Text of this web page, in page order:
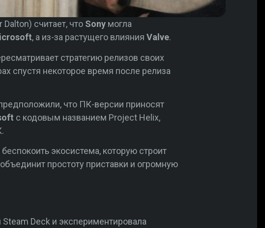
Dalton) считает, что Sonyмогла
, а из-за растущего влияния Valve.
стратегию релизов своих
спустя некоторое время после релиза
что ПК-версии приносят
с кодовым названием Project Helix,
экосистема, которую строит
простоту приставки и огромную
Deck и экспериментировала